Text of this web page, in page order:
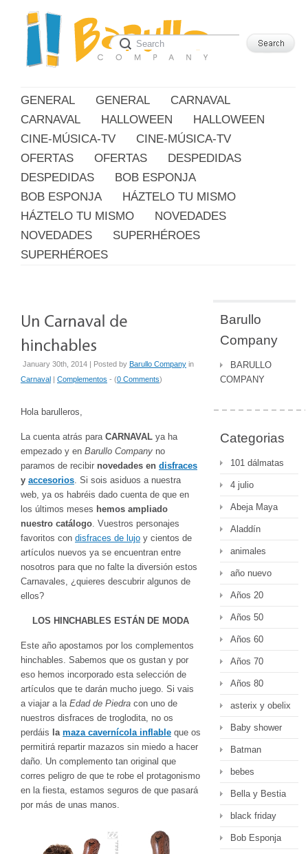
GENERAL GENERAL
CARNAVAL
CARNAVAL
HALLOWEEN
HALLOWEEN
CINE-MÚSICA-TV
CINE-MÚSICA-TV
OFERTAS
OFERTAS
DESPEDIDAS
DESPEDIDAS
BOB ESPONJA
BOB ESPONJA
HÁZTELO TU MISMO
HÁZTELO TU MISMO
NOVEDADES
NOVEDADES
SUPERHÉROES
SUPERHÉROES
January 30th, 2014 | Posted by Barullo Company in
Carnaval | Complementos - (0 Comments)
Hola barulleros,
La cuenta atrás paraCARNAVAL ya ha
empezado y en Barullo Company no
paramos de recibir novedades en disfraces
y accesorios. Si sois asiduos a nuestra
web, ya os habréis dado cuenta de que en
los últimos meses hemos ampliado
nuestro catálogo. Vuestros personajes
favoritos con disfraces de lujo y cientos de
artículos nuevos ya se encuentran entre
nosotros para que no falte la diversión estos
Carnavales, ¿quieres descubrir algunos de
ellos?
LOS HINCHABLES ESTÁN DE MODA
Este año apostamos por los complementos
hinchables. Sabemos que os gustan y por
eso hemos incorporado esta selección de
artículos que te darán mucho juego. Si vais
a viajar a la Edad de Piedra con uno de
nuestros disfraces de troglodita, no os
perdáis la maza cavernícola inflable que os
permitirá repartir mazazos sin miedo a hacer
daño. Un complemento tan original que
corres peligro de que te robe el protagonismo
en la fiesta, estamos seguros de que pasará
por más de unas manos.
Barullo
Company
BARULLO
COMPANY
Categorias
101 dálmatas
4 julio
Abeja Maya
Aladdín
animales
año nuevo
Años 20
Años 50
Años 60
Años 70
Años 80
asterix y obelix
Baby shower
Batman
bebes
Bella y Bestia
black friday
Bob Esponja